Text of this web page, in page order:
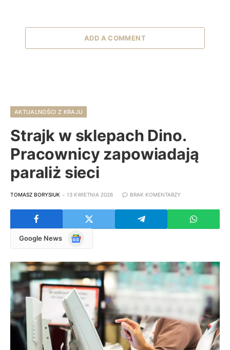
ADD A COMMENT
AKTUALNOŚCI Z KRAJU
Strajk w sklepach Dino.
Pracownicy zapowiadają
paraliż sieci
TOMASZ BORYSIUK 13 KWIETNIA 2026 BRAK KOMENTARZY
Google News
Google